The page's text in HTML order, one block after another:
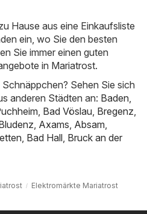
Hause aus eine Einkaufsliste
ein, wo Sie den besten
Sie immer einen guten
in Mariatrost.
Sehen Sie sich
anderen Städten an: Baden
Bad Vöslau Bregenz
Axams Absam
Bad Hall Bruck an der
Elektromärkte Mariatrost